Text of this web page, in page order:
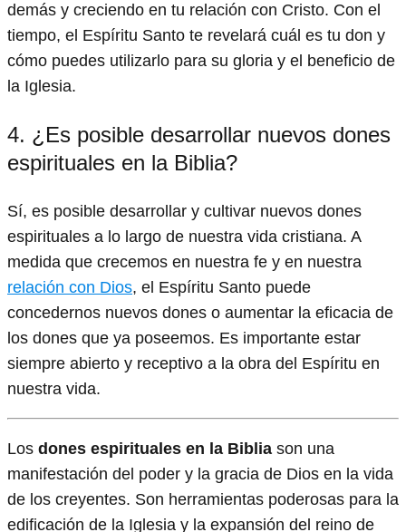
demás y creciendo en tu relación con Cristo. Con el
tiempo, el Espíritu Santo te revelará cuál es tu don y
cómo puedes utilizarlo para su gloria y el beneficio de
la Iglesia.
4. ¿Es posible desarrollar nuevos dones
espirituales en la Biblia?
Sí, es posible desarrollar y cultivar nuevos dones
espirituales a lo largo de nuestra vida cristiana. A
medida que crecemos en nuestra fe y en nuestra
relación con Dios, el Espíritu Santo puede
concedernos nuevos dones o aumentar la eficacia de
los dones que ya poseemos. Es importante estar
siempre abierto y receptivo a la obra del Espíritu en
nuestra vida.
Los dones espirituales en la Biblia son una
manifestación del poder y la gracia de Dios en la vida
de los creyentes. Son herramientas poderosas para la
edificación de la Iglesia y la expansión del reino de